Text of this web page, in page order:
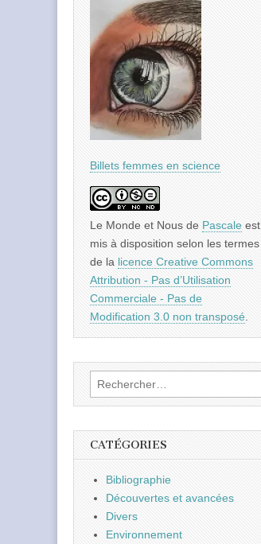
Billets femmes en science
Le Monde et Nous de Pascale est
mis à disposition selon les termes
de la licence Creative Commons
Attribution - Pas d’Utilisation
Commerciale - Pas de
Modification 3.0 non transposé.
Rechercher :
CATÉGORIES
Bibliographie
Découvertes et avancées
Divers
Environnement